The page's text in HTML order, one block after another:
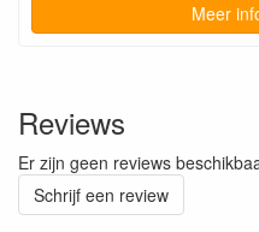
Meer
Reviews
Er zijn geen reviews
Schrijf een review